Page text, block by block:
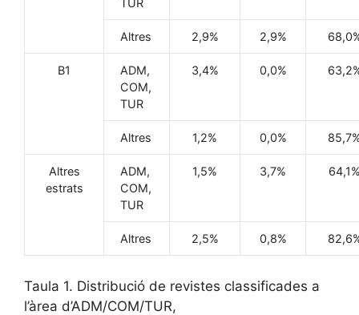
TUR
Altres 2,9% 2,9%
B1
ADM,
COM,
TUR
3,4% 0,0%
Altres 1,2% 0,0%
Altres
estrats
ADM,
COM,
TUR
1,5% 3,7%
Altres 2,5% 0,8%
Taula 1. Distribució de revistes classificades a
l’àrea d’ADM/COM/TUR,